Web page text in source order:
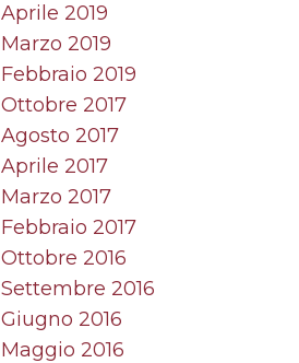
Aprile 2019
Marzo 2019
Febbraio 2019
Ottobre 2017
Agosto 2017
Aprile 2017
Marzo 2017
Febbraio 2017
Ottobre 2016
Settembre 2016
Giugno 2016
Maggio 2016